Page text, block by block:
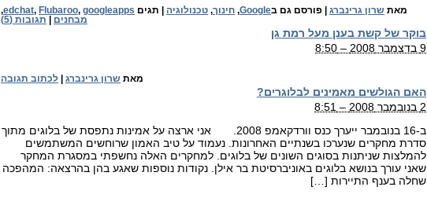
מאת שרון גרינברג פורסם גם בGoogle
, חינוך, טכנולוגיה תגים edchat, Flubaroo, googleapps
,
מבחנים
תגובות (5)
בוקר של קשת בענן מעל רמת גן
9 בדצמבר 2008 – 8:50
מאת שרון גרינברג לכתוב תגובה
האם הגולשים מאמינים לבלוגרים?
2 בנובמבר 2008 – 8:51
ב-16 בנובמבר ייערך כנס וורדקאמפ 2008. אני ארצה על אמינות נתפסת של בלוגים מתוך
סדרת מחקרים שנערכו בשנתיים האחרונות. נעמוד על טיב האמון שרוחשים המשתמשים
להמלצות שניתנות בסוגים השונים של בלוגים. למחקרים האלה נחשפתי במסגרת המחקר
שאני עורך בנושא בלוגים באוניברסיטת בר אילן. נקודות נוספות שאגע בהן בהרצאה: המהפכה
שחלה בענף התיירות […]